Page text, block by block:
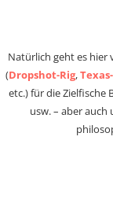
Natürlich geht es hier
(Dropshot-Rig,
etc.) für die Zielfische
usw. – aber